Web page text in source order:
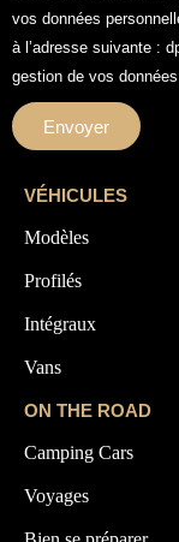
vos données
à l’adresse suivante :
gestion de vos
Envoyer
VÉHICULES
Modèles
Profilés
Intégraux
Vans
ON THE ROAD
Camping Cars
Voyages